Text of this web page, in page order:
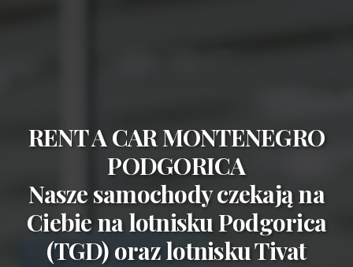
RENT A CAR MONTENEGRO
PODGORICA
Nasze samochody czekają na
Ciebie nalotnisku Podgorica
(TGD) orazlotnisku Tivat